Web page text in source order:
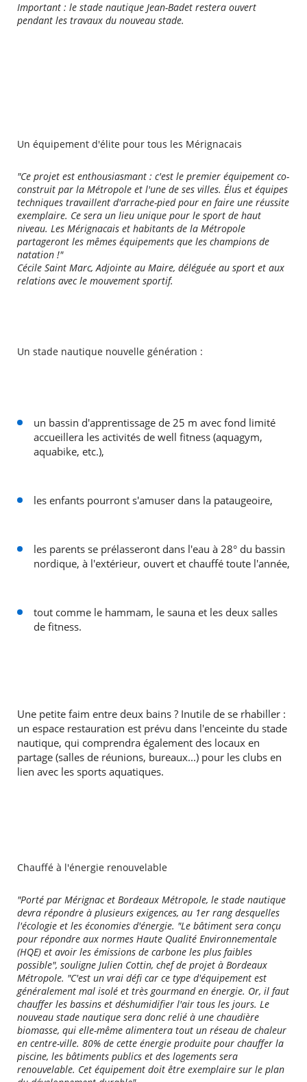
Important : le stade nautique Jean-Badet restera ouvert
pendant les travaux du nouveau stade.
Un équipement d'élite pour tous les Mérignacais
"Ce projet est enthousiasmant : c'est le premier équipement co-
construit par la Métropole et l'une de ses villes. Élus et équipes
techniques travaillent d'arrache-pied pour en faire une réussite
exemplaire. Ce sera un lieu unique pour le sport de haut
niveau. Les Mérignacais et habitants de la Métropole
partageront les mêmes équipements que les champions de
natation !"
Cécile Saint Marc, Adjointe au Maire, déléguée au sport et aux
relations avec le mouvement sportif.
Un stade nautique nouvelle génération :
un bassin d'apprentissage de 25 m avec fond limité
accueillera les activités de well fitness (aquagym,
aquabike, etc.),
les enfants pourront s'amuser dans la pataugeoire,
les parents se prélasseront dans l'eau à 28° du bassin
nordique, à l'extérieur, ouvert et chauffé toute l'année,
tout comme le hammam, le sauna et les deux salles
de fitness.
Une petite faim entre deux bains ? Inutile de se rhabiller :
un espace restauration est prévu dans l'enceinte du stade
nautique, qui comprendra également des locaux en
partage (salles de réunions, bureaux...) pour les clubs en
lien avec les sports aquatiques.
Chauffé à l'énergie renouvelable
"Porté par Mérignac et Bordeaux Métropole, le stade nautique
devra répondre à plusieurs exigences, au 1er rang desquelles
l'écologie et les économies d'énergie. "Le bâtiment sera conçu
pour répondre aux normes Haute Qualité Environnementale
(HQE) et avoir les émissions de carbone les plus faibles
possible", souligne Julien Cottin, chef de projet à Bordeaux
Métropole. "C'est un vrai défi car ce type d'équipement est
généralement mal isolé et très gourmand en énergie. Or, il faut
chauffer les bassins et déshumidifier l'air tous les jours. Le
nouveau stade nautique sera donc relié à une chaudière
biomasse, qui elle-même alimentera tout un réseau de chaleur
en centre-ville. 80% de cette énergie produite pour chauffer la
piscine, les bâtiments publics et des logements sera
renouvelable. Cet équipement doit être exemplaire sur le plan